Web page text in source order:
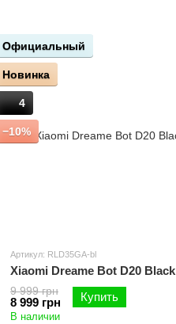
Официальный
Новинка
4
−10%
Артикул: RLD35GA-bl
Xiaomi Dreame Bot D20 Black
9 999 грн
8 999 грн Купить
В наличии